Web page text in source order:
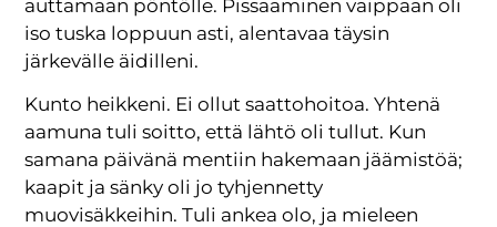
auttamaan pöntölle. Pissaaminen vaippaan oli
iso tuska loppuun asti, alentavaa täysin
järkevälle äidilleni.
Kunto heikkeni. Ei ollut saattohoitoa. Yhtenä
aamuna tuli soitto, että lähtö oli tullut. Kun
samana päivänä mentiin hakemaan jäämistöä;
kaapit ja sänky oli jo tyhjennetty
muovisäkkeihin. Tuli ankea olo, ja mieleen